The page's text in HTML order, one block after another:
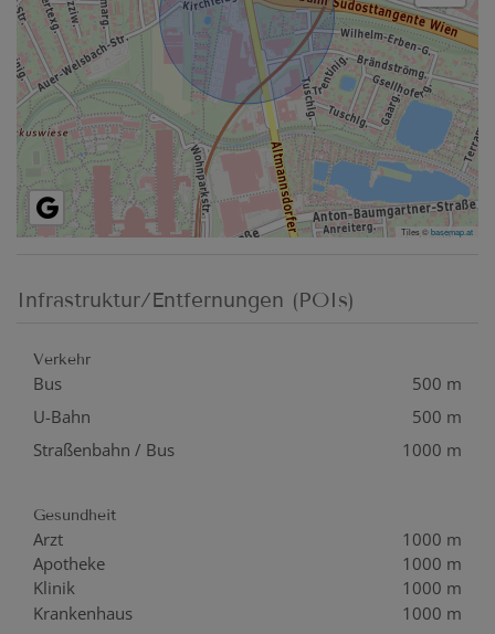
Tiles ©basemap.at
Infrastruktur/Entfernungen (POIs)
Verkehr
Bus
500 m
U-Bahn
500 m
Straßenbahn / Bus
1000 m
Gesundheit
Arzt
1000 m
Apotheke
1000 m
Klinik
1000 m
Krankenhaus
1000 m